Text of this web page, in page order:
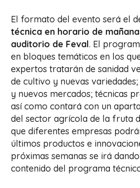
El formato del evento será el
técnica en horario de
auditorio de Feval. El
en bloques temáticos en los
expertos tratarán de sanidad
de cultivo y nuevas
y nuevos mercados; técnicas
así como contará con un
del sector agrícola de la fruta
que diferentes empresas
últimos productos e
próximas semanas se irá
contenido del programa